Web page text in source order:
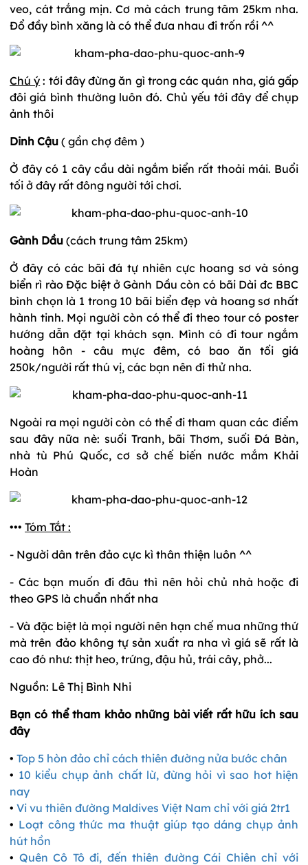
veo, cát trắng mịn. Cơ mà cách trung tâm 25km nha.
Đổ đầy bình xăng là có thể đưa nhau đi trốn rồi ^^
Chú ý : tới đây đừng ăn gì trong các quán nha, giá gấp
đôi giá bình thường luôn đó. Chủ yếu tới đây để chụp
ảnh thôi
Dinh Cậu ( gần chợ đêm )
Ở đây có 1 cây cầu dài ngắm biển rất thoải mái. Buổi
tối ở đây rất đông người tới chơi.
Gành Dầu (cách trung tâm 25km)
Ở đây có các bãi đá tự nhiên cực hoang sơ và sóng
biển rì rào Đặc biệt ở Gành Dầu còn có bãi Dài đc BBC
bình chọn là 1 trong 10 bãi biển đẹp và hoang sơ nhất
hành tinh. Mọi người còn có thể đi theo tour có poster
hướng dẫn đặt tại khách sạn. Mình có đi tour ngắm
hoàng hôn - câu mực đêm, có bao ăn tối giá
250k/người rất thú vị, các bạn nên đi thử nha.
Ngoài ra mọi người còn có thể đi tham quan các điểm
sau đây nữa nè: suối Tranh, bãi Thơm, suối Đá Bàn,
nhà tù Phú Quốc, cơ sở chế biến nước mắm Khải
Hoàn
••• Tóm Tắt :
- Người dân trên đảo cực kì thân thiện luôn ^^
- Các bạn muốn đi đâu thì nên hỏi chủ nhà hoặc đi
theo GPS là chuẩn nhất nha
- Và đặc biệt là mọi người nên hạn chế mua những thứ
mà trên đảo không tự sản xuất ra nha vì giá sẽ rất là
cao đó như: thịt heo, trứng, đậu hủ, trái cây, phở...
Nguồn: Lê Thị Bình Nhi
Bạn có thể tham khảo những bài viết rất hữu ích sau
đây
• Top 5 hòn đảo chỉ cách thiên đường nửa bước chân
• 10 kiểu chụp ảnh chất lừ, đừng hỏi vì sao hot hiện
nay
• Vi vu thiên đường Maldives Việt Nam chỉ với giá 2tr1
• Loạt công thức ma thuật giúp tạo dáng chụp ảnh
hút hồn
• Quên Cô Tô đi, đến thiên đường Cái Chiên chỉ với